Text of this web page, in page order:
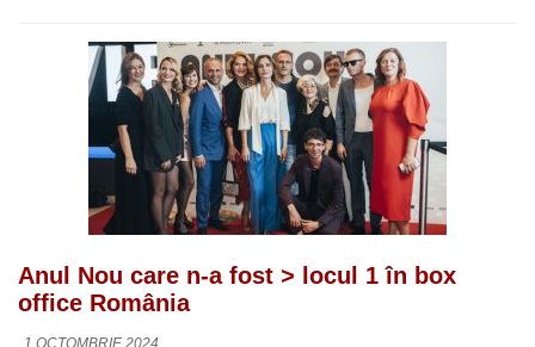
Anul Nou care n-a fost > locul 1 în box
office România
1 OCTOMBRIE 2024